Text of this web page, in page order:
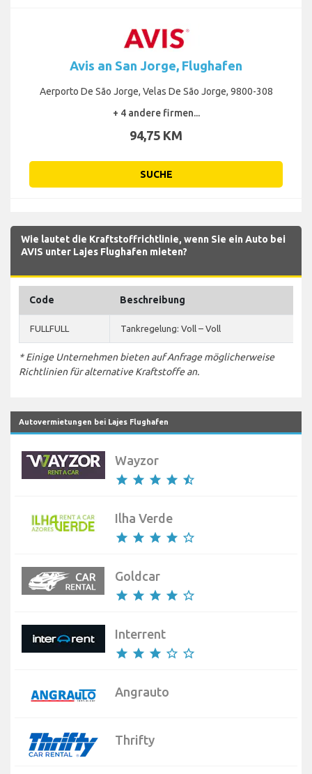
Avis an San Jorge, Flughafen
Aerporto De São Jorge, Velas De São Jorge, 9800-308
+ 4 andere firmen...
94,75 KM
SUCHE
Wie lautet die Kraftstoffrichtlinie, wenn Sie ein Auto bei
AVIS unter Lajes Flughafen mieten?
Code Beschreibung
FULLFULL Tankregelung: Voll – Voll
* Einige Unternehmen bieten auf Anfrage möglicherweise
Richtlinien für alternative Kraftstoffe an.
Autovermietungen bei Lajes Flughafen
Wayzor
star star star star star_half
Ilha Verde
star star star star star_border
Goldcar
star star star star star_border
Interrent
star star star star_border star_border
Angrauto
Thrifty